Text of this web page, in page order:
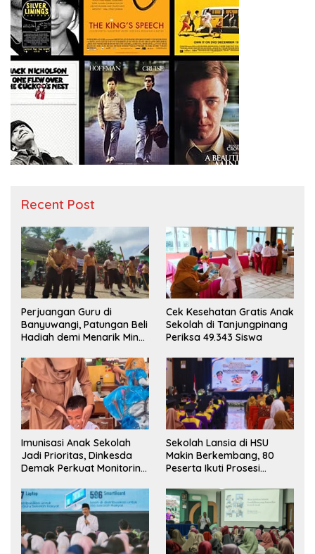
Recent Post
Perjuangan Guru di
Banyuwangi, Patungan Beli
Hadiah demi Menarik Minat
Cek Kesehatan Gratis Anak
Sekolah di Tanjungpinang
Periksa 49.343 Siswa
Imunisasi Anak Sekolah
Jadi Prioritas, Dinkesda
Demak Perkuat Monitoring
Sekolah Lansia di HSU
Makin Berkembang, 80
Peserta Ikuti Prosesi